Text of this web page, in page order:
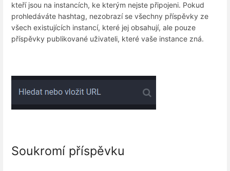
kteří jsou na instancích, ke kterým nejste připojeni. Pokud
prohledáváte hashtag, nezobrazí se všechny příspěvky ze
všech existujících instancí, které jej obsahují, ale pouze
příspěvky publikované uživateli, které vaše instance zná.
Soukromí příspěvku